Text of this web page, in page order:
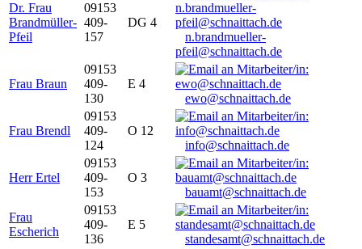
Dr. Frau
Brandmüller-
Pfeil
09153
409-
157
DG 4
n.brandmueller-
pfeil@schnaittach.de
Frau Braun
09153
409-
130
E 4
ewo@schnaittach.de
Frau Brendl
09153
409-
124
O 12
info@schnaittach.de
Herr Ertel
09153
409-
153
O 3
bauamt@schnaittach.de
Frau
Escherich
09153
409-
136
E 5
standesamt@schnaittach.de